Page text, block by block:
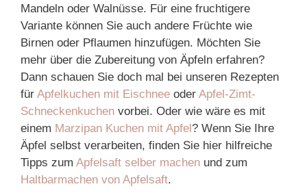
Mandeln oder Walnüsse. Für eine fruchtigere
Variante können Sie auch andere Früchte wie
Birnen oder Pflaumen hinzufügen. Möchten Sie
mehr über die Zubereitung von Äpfeln erfahren?
Dann schauen Sie doch mal bei unseren Rezepten
für Apfelkuchen mit Eischnee oder Apfel-Zimt-
Schneckenkuchen vorbei. Oder wie wäre es mit
einem Marzipan Kuchen mit Apfel? Wenn Sie Ihre
Äpfel selbst verarbeiten, finden Sie hier hilfreiche
Tipps zum Apfelsaft selber machen und zum
Haltbarmachen von Apfelsaft.